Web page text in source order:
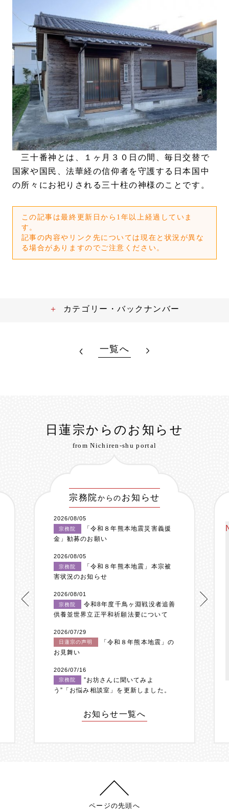
三十番神とは、１ヶ月３０日の間、毎日交替で
国家や国民、法華経の信仰者を守護する日本国中
の所々にお祀りされる三十柱の神様のことです。
この記事は最終更新日から1年以上経過していま
す。
記事の内容やリンク先については現在と状況が異な
る場合がありますのでご注意ください。
カテゴリー・バックナンバー
一覧へ
日蓮宗からのお知らせ
from Nichiren-shu portal
宗務院からのお知らせ
2026/08/05
宗務院
「令和８年熊本地震災害義援
金」勧募のお願い
2026/08/05
宗務院
「令和８年熊本地震」本宗被
害状況のお知らせ
2026/08/01
宗務院
令和8年度千鳥ヶ淵戦没者追善
供養並世界立正平和祈願法要について
2026/07/29
日蓮宗の声明
「令和８年熊本地震」の
お見舞い
2026/07/16
宗務院
”お坊さんに聞いてみよ
う”「お悩み相談室」を更新しました。
お知らせ一覧へ
ページの先頭へ